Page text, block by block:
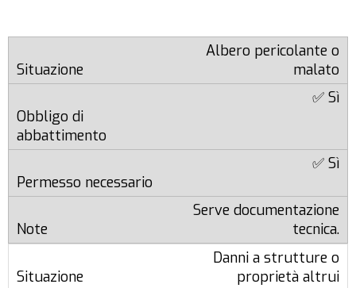
Albero pericolante o
malato
✅ Sì
✅ Sì
Serve documentazione
tecnica.
Danni a strutture o
proprietà altrui